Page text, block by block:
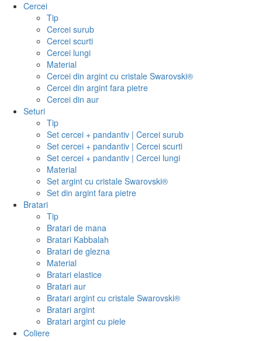
Cercei
Tip
Cercei surub
Cercei scurti
Cercei lungi
Material
Cercei din argint cu cristale Swarovski®
Cercei din argint fara pietre
Cercei din aur
Seturi
Tip
Set cercei + pandantiv | Cercei surub
Set cercei + pandantiv | Cercei scurti
Set cercei + pandantiv | Cercei lungi
Material
Set argint cu cristale Swarovski®
Set din argint fara pietre
Bratari
Tip
Bratari de mana
Bratari Kabbalah
Bratari de glezna
Material
Bratari elastice
Bratari aur
Bratari argint cu cristale Swarovski®
Bratari argint
Bratari argint cu piele
Coliere